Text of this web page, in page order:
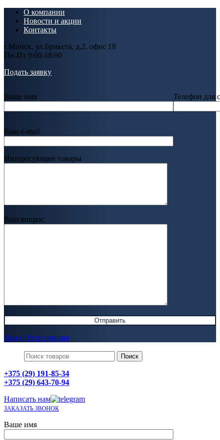
О компании
Новости и акции
Контакты
г.Минск, ул.Брикета, д.2, офис 18
Пн-Пт 9:00-18:00
Подать заявку
Ваше имя Телефон для
Ваш e-mail
Интересующие товары
Ваш вопрос
Вход / Регистрация
Поиск
+375 (29) 191-85-34
+375 (29) 643-70-94
Написать нам
ЗАКАЗАТЬ ЗВОНОК
Ваше имя